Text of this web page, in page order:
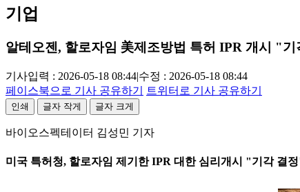
기업
알테오젠, 할로자임 美제조방법 특허 IPR 개시 "기
기사입력 : 2026-05-18 08:44|수정 : 2026-05-18 08:44
페이스북으로 기사 공유하기
트위터로 기사 공유하기
인쇄 글자 작게 글자 크게
바이오스펙테이터 김성민 기자
미국 특허청, 할로자임 제기한 IPR 대한 심리개시 "기각 결